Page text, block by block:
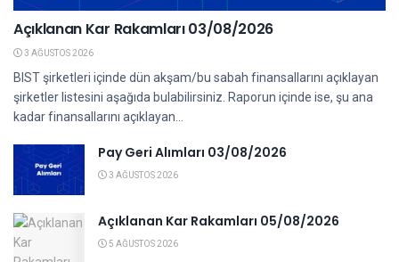
Açıklanan Kar Rakamları 03/08/2026
3 AĞUSTOS 2026
BIST şirketleri içinde dün akşam/bu sabah finansallarını açıklayan
şirketler listesini aşağıda bulabilirsiniz. Raporun içinde ise, şu ana
kadar finansallarını açıklayan...
Pay Geri Alımları 03/08/2026
3 AĞUSTOS 2026
Açıklanan Kar Rakamları 05/08/2026
5 AĞUSTOS 2026